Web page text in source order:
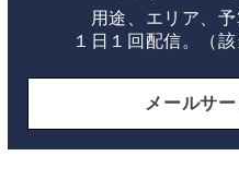
用途、エリア、
１日１回配信。（
メールサ